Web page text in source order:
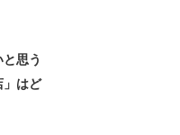
思う
」はど